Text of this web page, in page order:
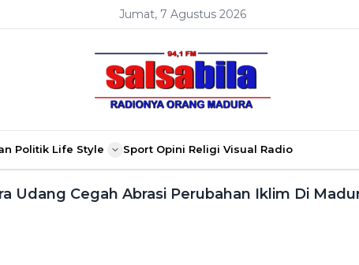
Jumat, 7 Agustus 2026
Politik Life Style Sport Opini Religi Visual Radio
Udang Cegah Abrasi Perubahan Iklim Di